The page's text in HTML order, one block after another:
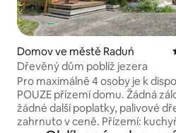
Domov ve městě Raduń
Dřevěný dům poblíž jezera
Pro maximálně 4 osoby je k
POUZE přízemí domu. Žádná
žádné další poplatky, palivové
zahrnuto v ceně. Přízemí: